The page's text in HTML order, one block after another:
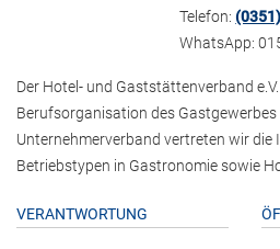
Telefon:
WhatsApp:
Der Hotel- und Gaststättenverband
Berufsorganisation des Gastgewerbes
Unternehmerverband vertreten wir die
Betriebstypen in Gastronomie sowie
VERANTWORTUNG